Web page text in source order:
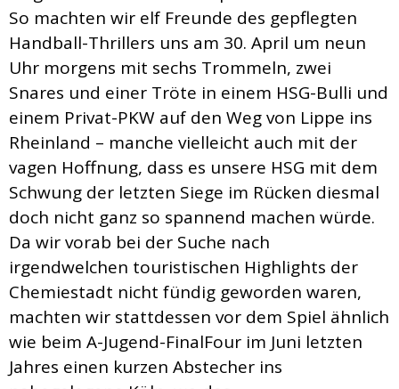
So machten wir elf Freunde des gepflegten
Handball-Thrillers uns am 30. April um neun
Uhr morgens mit sechs Trommeln, zwei
Snares und einer Tröte in einem HSG-Bulli und
einem Privat-PKW auf den Weg von Lippe ins
Rheinland – manche vielleicht auch mit der
vagen Hoffnung, dass es unsere HSG mit dem
Schwung der letzten Siege im Rücken diesmal
doch nicht ganz so spannend machen würde.
Da wir vorab bei der Suche nach
irgendwelchen touristischen Highlights der
Chemiestadt nicht fündig geworden waren,
machten wir stattdessen vor dem Spiel ähnlich
wie beim A-Jugend-FinalFour im Juni letzten
Jahres einen kurzen Abstecher ins